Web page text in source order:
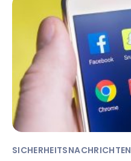
SICHERHEITSNACHRICHTEN